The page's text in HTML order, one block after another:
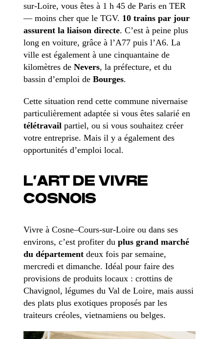
sur-Loire, vous êtes à 1 h 45 de Paris en TER
— moins cher que le TGV. 10 trains par jour
assurent la liaison directe. C’est à peine plus
long en voiture, grâce à l’A77 puis l’A6. La
ville est également à une cinquantaine de
kilomètres de Nevers, la préfecture, et du
bassin d’emploi de Bourges.
Cette situation rend cette commune nivernaise
particulièrement adaptée si vous êtes salarié en
télétravailpartiel, ou si vous souhaitez créer
votre entreprise. Mais il y a également des
opportunités d’emploi local.
L’ART DE VIVRE
COSNOIS
Vivre à Cosne–Cours-sur-Loire ou dans ses
environs, c’est profiter du plus grand marché
du départementdeux fois par semaine,
mercredi et dimanche. Idéal pour faire des
provisions de produits locaux : crottins de
Chavignol, légumes du Val de Loire, mais aussi
des plats plus exotiques proposés par les
traiteurs créoles, vietnamiens ou belges.